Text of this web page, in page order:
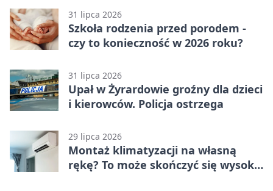
31 lipca 2026
Szkoła rodzenia przed porodem -
czy to konieczność w 2026 roku?
31 lipca 2026
Upał w Żyrardowie groźny dla dzieci
i kierowców. Policja ostrzega
29 lipca 2026
Montaż klimatyzacji na własną
rękę? To może skończyć się wysoką